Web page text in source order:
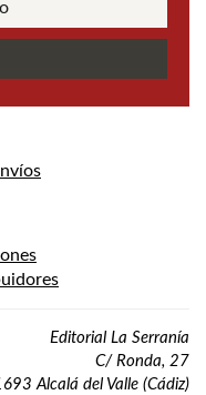
Editorial La Serranía
C/ Ronda, 27
Alcalá del Valle (Cádiz)